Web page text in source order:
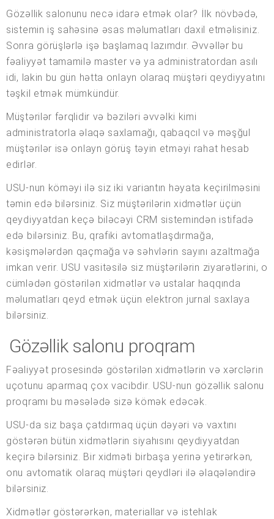
Gözəllik salonunu necə idarə etmək olar? İlk növbədə,
sistemin iş sahəsinə əsas məlumatları daxil etməlisiniz.
Sonra görüşlərlə işə başlamaq lazımdır. Əvvəllər bu
fəaliyyət tamamilə master və ya administratordan asılı
idi, lakin bu gün hətta onlayn olaraq müştəri qeydiyyatını
təşkil etmək mümkündür.
Müştərilər fərqlidir və bəziləri əvvəlki kimi
administratorla əlaqə saxlamağı, qabaqcıl və məşğul
müştərilər isə onlayn görüş təyin etməyi rahat hesab
edirlər.
USU-nun köməyi ilə siz iki variantın həyata keçirilməsini
təmin edə bilərsiniz. Siz müştərilərin xidmətlər üçün
qeydiyyatdan keçə biləcəyi CRM sistemindən istifadə
edə bilərsiniz. Bu, qrafiki avtomatlaşdırmağa,
kəsişmələrdən qaçmağa və səhvlərin sayını azaltmağa
imkan verir. USU vasitəsilə siz müştərilərin ziyarətlərini, o
cümlədən göstərilən xidmətlər və ustalar haqqında
məlumatları qeyd etmək üçün elektron jurnal saxlaya
bilərsiniz.
Gözəllik salonu proqram
Fəaliyyət prosesində göstərilən xidmətlərin və xərclərin
uçotunu aparmaq çox vacibdir. USU-nun gözəllik salonu
proqramı bu məsələdə sizə kömək edəcək.
USU-da siz başa çatdırmaq üçün dəyəri və vaxtını
göstərən bütün xidmətlərin siyahısını qeydiyyatdan
keçirə bilərsiniz. Bir xidməti birbaşa yerinə yetirərkən,
onu avtomatik olaraq müştəri qeydləri ilə əlaqələndirə
bilərsiniz.
Xidmətlər göstərərkən, materiallar və istehlak